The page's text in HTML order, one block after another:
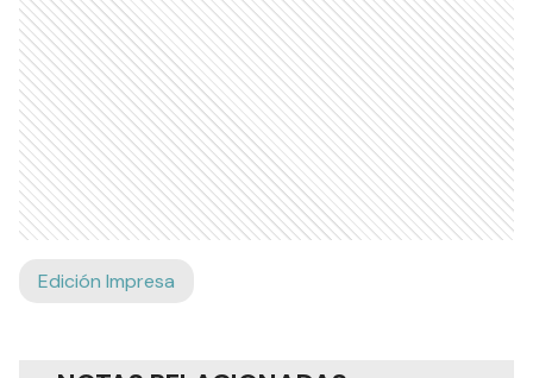
Edición Impresa